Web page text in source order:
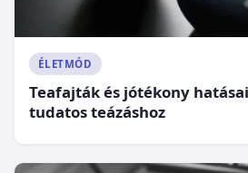
ÉLETMÓD
Teafajták és jótékony
tudatos teázáshoz